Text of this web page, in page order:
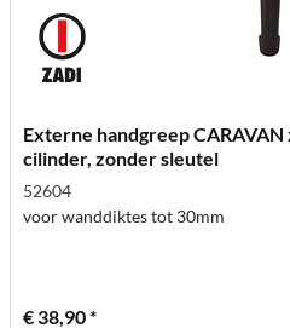
Externe handgreep
cilinder, zonder sleutel
52604
voor wanddiktes tot 30mm
€ 38,90 *